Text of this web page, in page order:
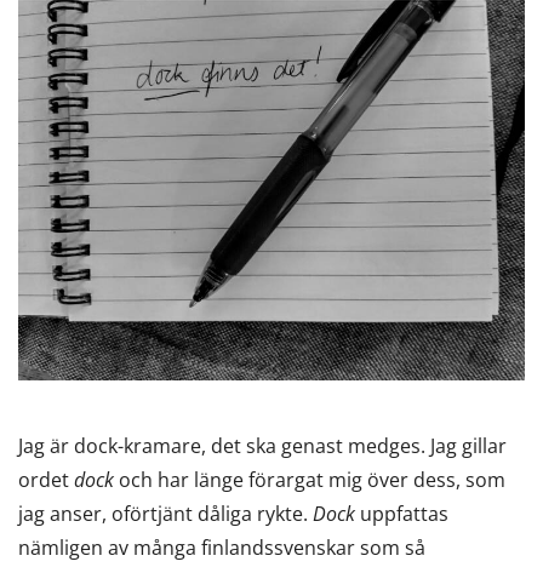
Jag är dock-kramare, det ska genast medges. Jag gillar
ordetdock och har länge förargat mig över dess, som
jag anser, oförtjänt dåliga rykte. Dock uppfattas
nämligen av många finlandssvenskar som så